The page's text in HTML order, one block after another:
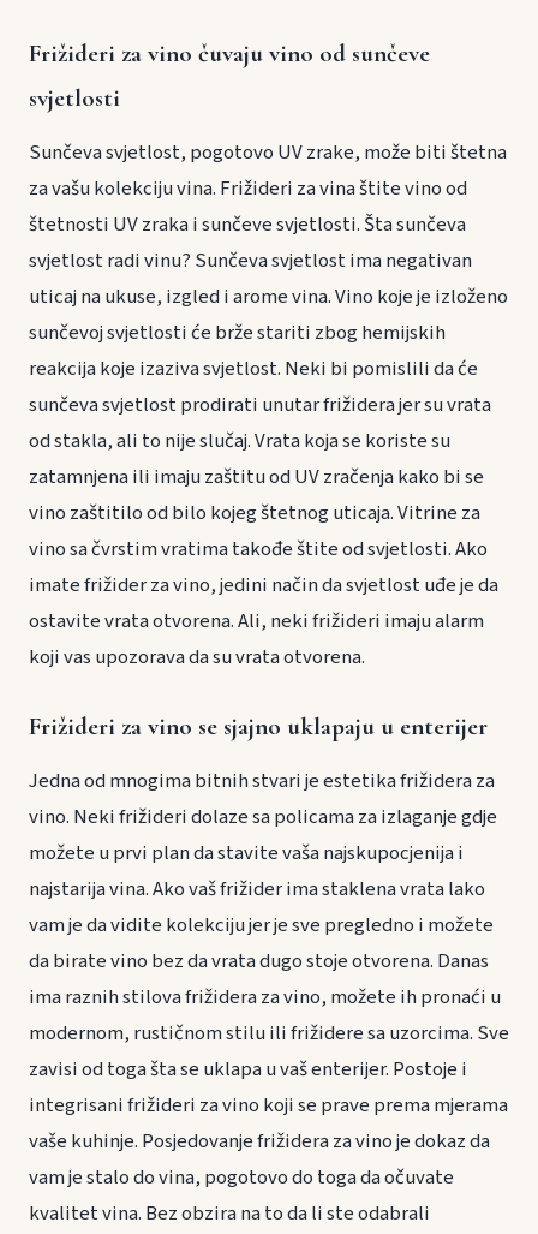
Frižideri za vino čuvaju vino od sunčeve
svjetlosti
Sunčeva svjetlost, pogotovo UV zrake, može biti štetna
za vašu kolekciju vina. Frižideri za vina štite vino od
štetnosti UV zraka i sunčeve svjetlosti. Šta sunčeva
svjetlost radi vinu? Sunčeva svjetlost ima negativan
uticaj na ukuse, izgled i arome vina. Vino koje je izloženo
sunčevoj svjetlosti će brže stariti zbog hemijskih
reakcija koje izaziva svjetlost. Neki bi pomislili da će
sunčeva svjetlost prodirati unutar frižidera jer su vrata
od stakla, ali to nije slučaj. Vrata koja se koriste su
zatamnjena ili imaju zaštitu od UV zračenja kako bi se
vino zaštitilo od bilo kojeg štetnog uticaja. Vitrine za
vino sa čvrstim vratima takođe štite od svjetlosti. Ako
imate frižider za vino, jedini način da svjetlost uđe je da
ostavite vrata otvorena. Ali, neki frižideri imaju alarm
koji vas upozorava da su vrata otvorena.
Frižideri za vino se sjajno uklapaju u enterijer
Jedna od mnogima bitnih stvari je estetika frižidera za
vino. Neki frižideri dolaze sa policama za izlaganje gdje
možete u prvi plan da stavite vaša najskupocjenija i
najstarija vina. Ako vaš frižider ima staklena vrata lako
vam je da vidite kolekciju jer je sve pregledno i možete
da birate vino bez da vrata dugo stoje otvorena. Danas
ima raznih stilova frižidera za vino, možete ih pronaći u
modernom, rustičnom stilu ili frižidere sa uzorcima. Sve
zavisi od toga šta se uklapa u vaš enterijer. Postoje i
integrisani frižideri za vino koji se prave prema mjerama
vaše kuhinje. Posjedovanje frižidera za vino je dokaz da
vam je stalo do vina, pogotovo do toga da očuvate
kvalitet vina. Bez obzira na to da li ste odabrali